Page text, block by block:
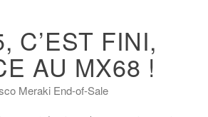
C’EST FINI,
AU MX68 !
Meraki End-of-Sale